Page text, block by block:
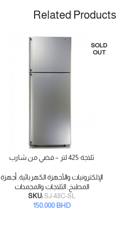
Related Products
SOLD
OUT
قراءة المزيد
ثلاجة 425 لتر – فضي من شارب
الإلكترونيات والأجهزة الكهربائية أجهزة
المطبخ ,الثلاجات والمجمدات
SKU:SJ-48C-SL
150.000BHD